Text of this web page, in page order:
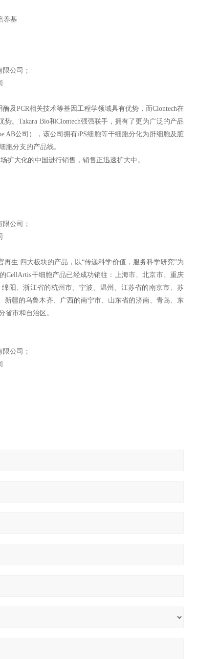
养基
公司；
及PCR相关技术等基因工程学领域具有优势，而Clontech在
。Takara Bio和Clontech强强联手，拥有了更为广泛的产品
AB公司），该公司拥有iPS细胞等干细胞分化为肝细胞及脏
胞分支的产品线。
扩大化的中国进行销售，销售正迅速扩大中。
公司；
生 四大板块的产品，以“传递科学价值，服务科学研究”为
CellArtis干细胞产品已经成功销往：上海市、北京市、重庆
阳、浙江省的杭州市、宁波、温州、江苏省的南京市、苏
疆的乌鲁木齐、广西的南宁市、山东省的济南、青岛、东
省市和自治区。
公司；